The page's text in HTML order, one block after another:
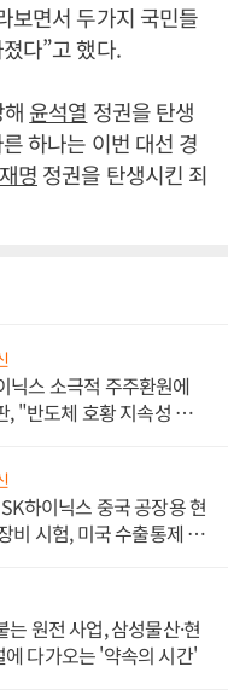
보면서 두가지 국민들
다”고 했다.
윤석열 정권을 탄생
하나는 이번 대선 경
명 정권을 탄생시킨 죄
닉스 소극적 주주환원에
, "반도체 호황 지속성 의
하이닉스 중국 공장용 현
비 시험, 미국 수출통제 대
원전 사업, 삼성물산·현
에 다가오는 '약속의 시간'